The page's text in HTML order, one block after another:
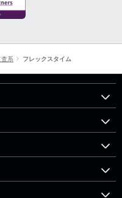
系 フレックスタイム